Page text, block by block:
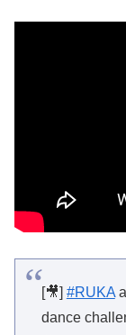
[🎥]#RUKA
dance